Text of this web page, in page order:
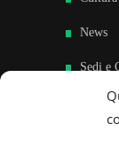
News
Sedi e
Sostieni